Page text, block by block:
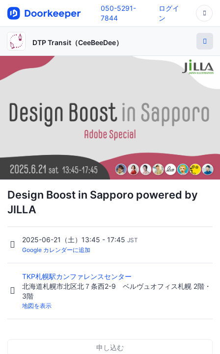
050-5291-
7844
ログイ
ン
DTP Transit（CeeBeeDee）
Design Boost in Sapporo powered by
JILLA
2025-06-21（土）13:45 - 17:45 JST
Google カレンダーに追加
TKP札幌駅カンファレンスセンター
北海道札幌市北区北７条西2-9 ベルヴュオフィス札幌 2階・
3階
地図を表示
申し込む